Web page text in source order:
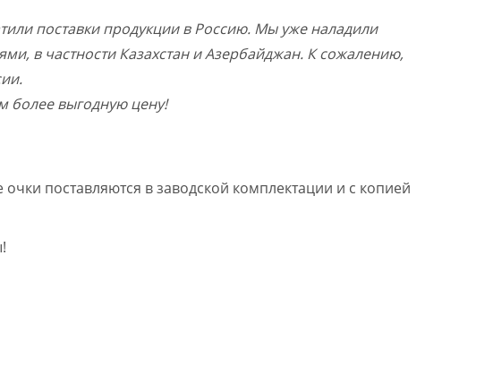
поставки продукции в Россию. Мы уже наладили
в частности Казахстан и Азербайджан. К сожалению,
более выгодную цену!
поставляются в заводской комплектации и с копией